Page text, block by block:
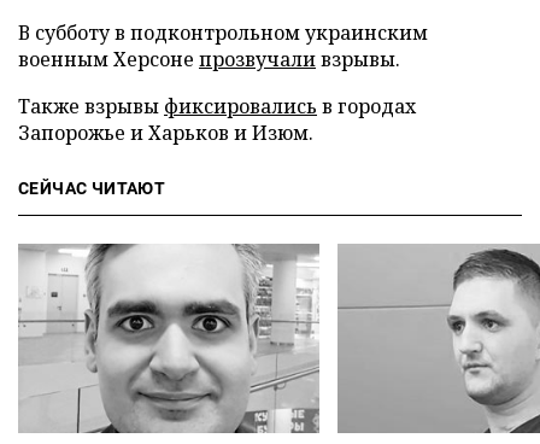
В субботу в подконтрольном украинским
военным Херсоне прозвучаливзрывы.
Также взрывы фиксировались в городах
Запорожье и Харьков и Изюм.
СЕЙЧАС ЧИТАЮТ